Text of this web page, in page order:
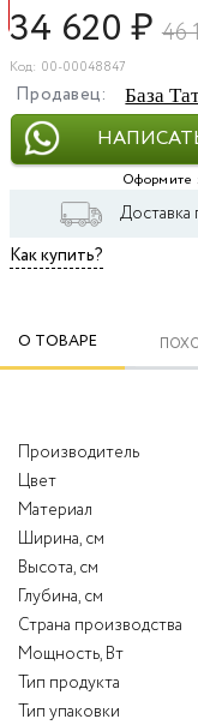
34 620₽ 46
Код: 00-00048847
Продавец: База
Оформите
Доставка
Как купить?
О ТОВАРЕ
Производитель
Цвет
Материал
Ширина, см
Высота, см
Глубина, см
Страна производства
Мощность, Вт
Тип продукта
Тип упаковки